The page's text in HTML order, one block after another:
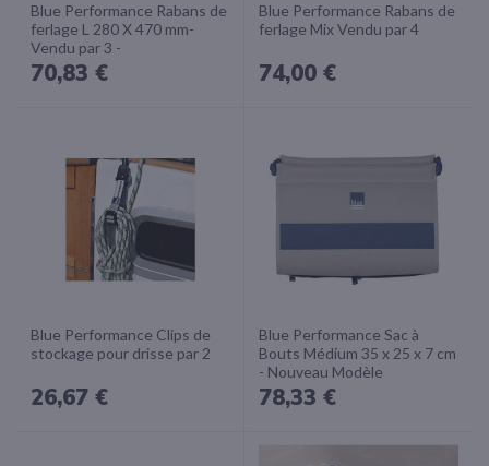
Blue Performance Rabans de
ferlage L 280 X 470 mm-
Vendu par 3 -
70,83 €
Blue Performance Rabans de
ferlage Mix Vendu par 4
74,00 €
Blue Performance Clips de
stockage pour drisse par 2
26,67 €
Blue Performance Sac à
Bouts Médium 35 x 25 x 7 cm
- Nouveau Modèle
78,33 €